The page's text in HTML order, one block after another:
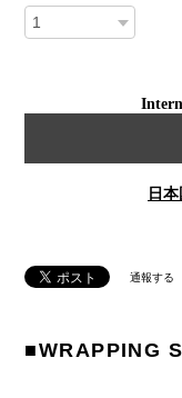
日
通報する
■WRAPPING